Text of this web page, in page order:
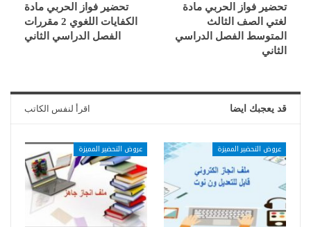
تحضير فواز الحربي مادة
لغتي الصف الثالث
المتوسط الفصل الدراسي
الثاني
تحضير فواز الحربي مادة
الكفايات اللغوي 2 مقررات
الفصل الدراسي الثاني
قد يعجبك ايضا اقرأ لنفس الكاتب
عروض التحضير المميزة عروض التحضير المميزة